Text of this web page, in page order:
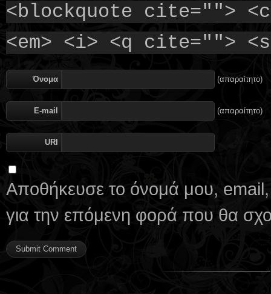
<blockquote cite="">
<em> <i> <q cite="">
Όνομα (απαραίτητο)
E-mail (απαραίτητο)
URI
Αποθήκευσε το όνομά μου, email,
για την επόμενη φορά που θα